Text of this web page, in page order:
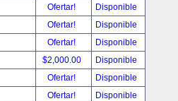
Ofertar!
Disponible
Ofertar!
Disponible
Ofertar!
Disponible
$2,000.00
Disponible
Ofertar!
Disponible
Ofertar!
Disponible